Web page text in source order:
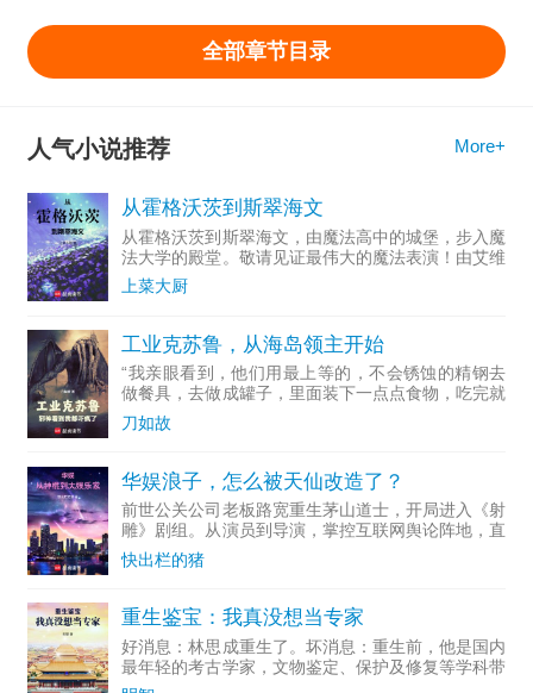
全部章节目录
人气小说推荐 More+
从霍格沃茨到斯翠海文
从霍格沃茨到斯翠海文，由魔法高中的城堡，步入魔
法大学的殿堂。敬请见证最伟大的魔法表演！由艾维
·杜姆...
上菜大厨
工业克苏鲁，从海岛领主开始
“我亲眼看到，他们用最上等的，不会锈蚀的精钢去
做餐具，去做成罐子，里面装下一点点食物，吃完就
随手扔掉...
刀如故
华娱浪子，怎么被天仙改造了？
前世公关公司老板路宽重生茅山道士，开局进入《射
雕》剧组。从演员到导演，掌控互联网舆论阵地，直
至成为资...
快出栏的猪
重生鉴宝：我真没想当专家
好消息：林思成重生了。坏消息：重生前，他是国内
最年轻的考古学家，文物鉴定、保护及修复等学科带
头人。多...